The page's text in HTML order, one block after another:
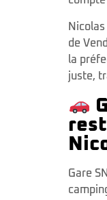
de
la
juste,
Gare